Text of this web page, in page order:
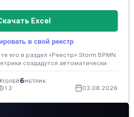
Excel
в свой реестр
его в раздел «Реестр» Storm BPMN
создадутся автоматически.
ПОЛЕЙ6МЕТРИК
13 03.08.2026